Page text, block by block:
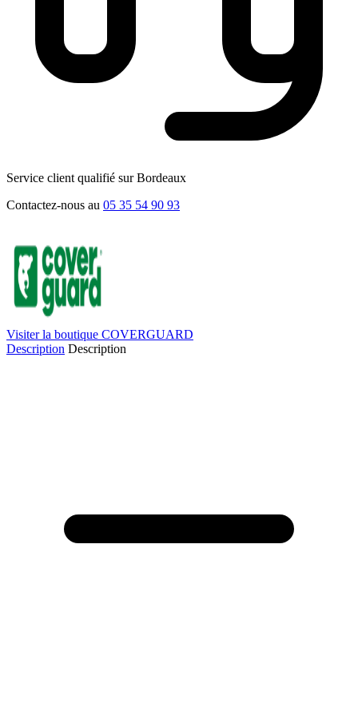
Service client qualifié sur Bordeaux
Contactez-nous au 05 35 54 90 93
Visiter la boutique COVERGUARD
Description Description